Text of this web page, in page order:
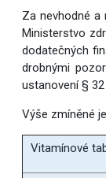
Za nevhodné a
Ministerstvo
dodatečných
drobnými
ustanovení §
Výše zmíněné
Vitamínové